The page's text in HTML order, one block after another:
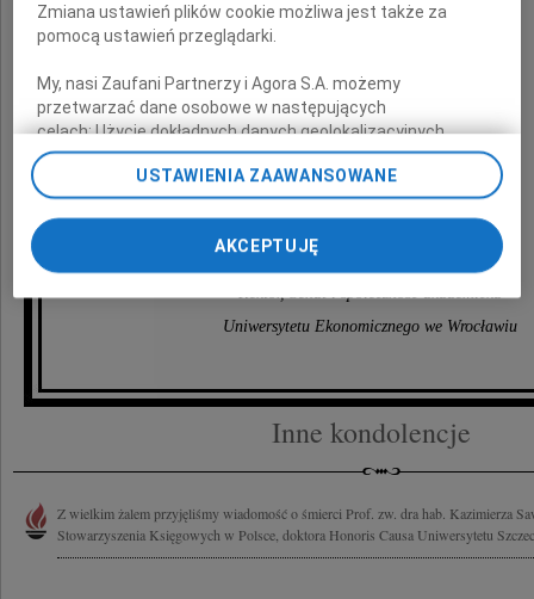
Rodzinie i Bliskim
wyrazy głębokiego współczucia
Rektor, Senat i społeczność akademicka
Uniwersytetu Ekonomicznego we Wrocławiu
Inne kondolencje
Z wielkim żalem przyjęliśmy wiadomość o śmierci Prof. zw. dra hab. Kazimierza
Stowarzyszenia Księgowych w Polsce, doktora Honoris Causa Uniwersytetu
Zmiana ustawień plików cookie możliwa jest także za
pomocą ustawień przeglądarki.
My, nasi Zaufani Partnerzy i Agora S.A. możemy
przetwarzać dane osobowe w następujących
celach:Użycie dokładnych danych geolokalizacyjnych.
Aktywne skanowanie charakterystyki urządzenia do celów
identyfikacji. Przechowywanie informacji na urządzeniu lub
dostęp do nich. Spersonalizowane reklamy i treści, pomiar
reklam i treści, badnie odbiorców i ulepszanie usług.
Lista Zaufanych Partnerów
USTAWIENIA ZAAWANSOWANE
AKCEPTUJĘ